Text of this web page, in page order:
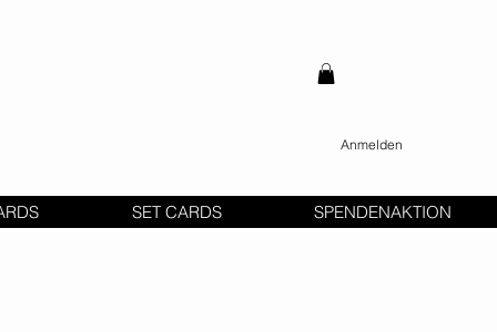
Anmelden
SET CARDS SPENDENAKTION